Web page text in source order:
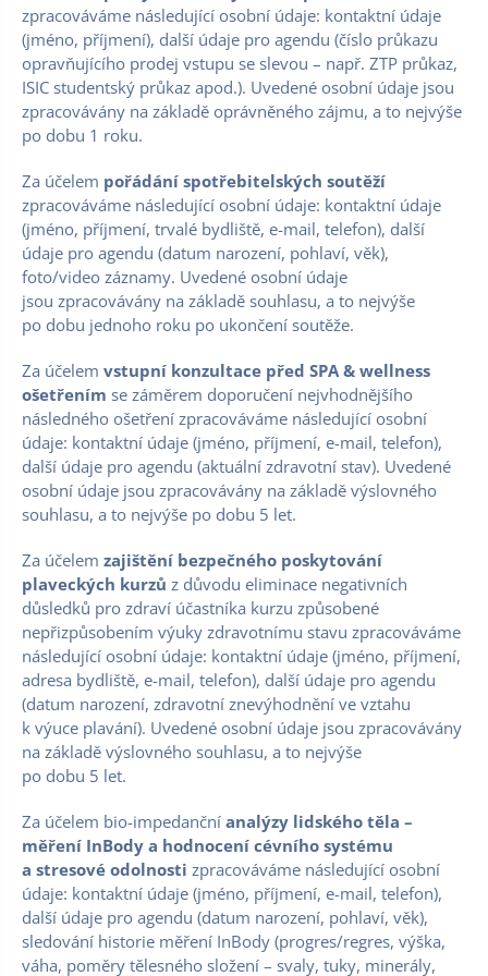
zpracováváme následující osobní údaje: kontaktní údaje
(jméno, příjmení), další údaje pro agendu (číslo průkazu
opravňujícího prodej vstupu se slevou – např. ZTP průkaz,
ISIC studentský průkaz apod.). Uvedené osobní údaje jsou
zpracovávány na základě oprávněného zájmu, a to nejvýše
po dobu 1 roku.
Za účelem pořádání spotřebitelských soutěží
zpracováváme následující osobní údaje: kontaktní údaje
(jméno, příjmení, trvalé bydliště, e-mail, telefon), další
údaje pro agendu (datum narození, pohlaví, věk),
foto/video záznamy. Uvedené osobní údaje
jsou zpracovávány na základě souhlasu, a to nejvýše
po dobu jednoho roku po ukončení soutěže.
Za účelem vstupní konzultace před SPA & wellness
ošetřením se záměrem doporučení nejvhodnějšího
následného ošetření zpracováváme následující osobní
údaje: kontaktní údaje (jméno, příjmení, e-mail, telefon),
další údaje pro agendu (aktuální zdravotní stav). Uvedené
osobní údaje jsou zpracovávány na základě výslovného
souhlasu, a to nejvýše po dobu 5 let.
Za účelem zajištění bezpečného poskytování
plaveckých kurzů z důvodu eliminace negativních
důsledků pro zdraví účastníka kurzu způsobené
nepřizpůsobením výuky zdravotnímu stavu zpracováváme
následující osobní údaje: kontaktní údaje (jméno, příjmení,
adresa bydliště, e-mail, telefon), další údaje pro agendu
(datum narození, zdravotní znevýhodnění ve vztahu
k výuce plavání). Uvedené osobní údaje jsou zpracovávány
na základě výslovného souhlasu, a to nejvýše
po dobu 5 let.
Za účelem bio-impedanční analýzy lidského těla –
měření InBody a hodnocení cévního systému
a stresové odolnosti zpracováváme následující osobní
údaje: kontaktní údaje (jméno, příjmení, e-mail, telefon),
další údaje pro agendu (datum narození, pohlaví, věk),
sledování historie měření InBody (progres/regres, výška,
váha, poměry tělesného složení – svaly, tuky, minerály,